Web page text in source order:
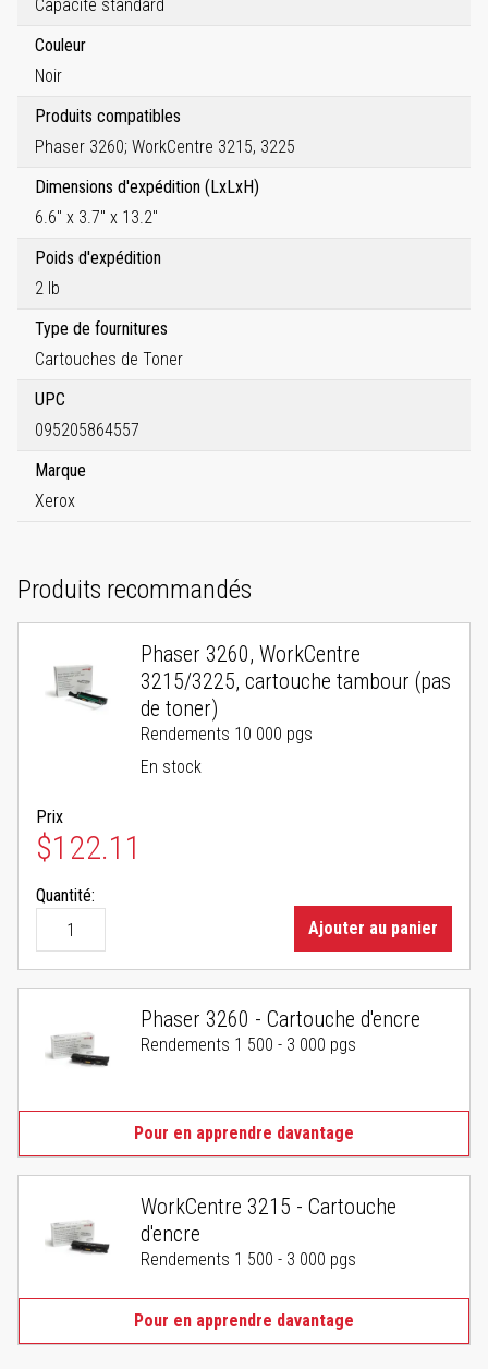
Capacité standard
Couleur
Noir
Produits compatibles
Phaser 3260; WorkCentre 3215, 3225
Dimensions d'expédition (LxLxH)
6.6" x 3.7" x 13.2"
Poids d'expédition
2 lb
Type de fournitures
Cartouches de Toner
UPC
095205864557
Marque
Xerox
Produits recommandés
Phaser 3260, WorkCentre
3215/3225, cartouche tambour (pas
de toner)
Rendements 10 000 pgs
En stock
Prix
$122.11
Quantité:
Ajouter au panier
Phaser 3260 - Cartouche d'encre
Rendements 1 500 - 3 000 pgs
Pour en apprendre davantage
WorkCentre 3215 - Cartouche
d'encre
Rendements 1 500 - 3 000 pgs
Pour en apprendre davantage